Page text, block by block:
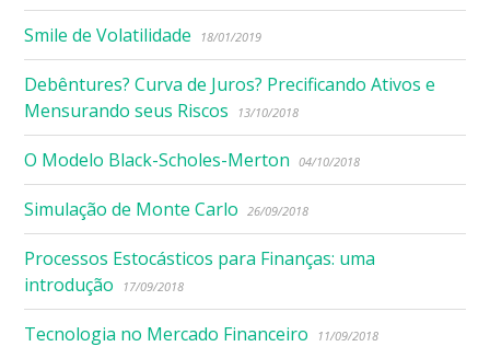
Smile de Volatilidade 18/01/2019
Debêntures? Curva de Juros? Precificando Ativos e
Mensurando seus Riscos
13/10/2018
O Modelo Black-Scholes-Merton 04/10/2018
Simulação de Monte Carlo 26/09/2018
Processos Estocásticos para Finanças: uma
introdução
17/09/2018
Tecnologia no Mercado Financeiro 11/09/2018